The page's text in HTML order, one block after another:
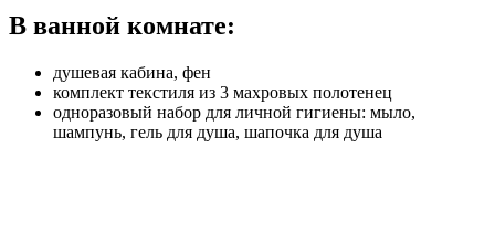
В ванной комнате:
душевая кабина, фен
комплект текстиля из 3 махровых полотенец
одноразовый набор для личной гигиены: мыло,
шампунь, гель для душа, шапочка для душа